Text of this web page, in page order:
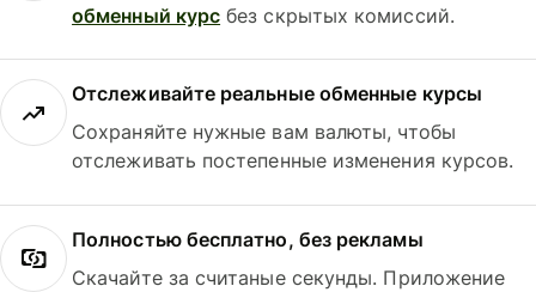
обменный курс без скрытых комиссий.
Отслеживайте реальные обменные курсы
Сохраняйте нужные вам валюты, чтобы
отслеживать постепенные изменения курсов.
Полностью бесплатно, без рекламы
Скачайте за считаные секунды. Приложение